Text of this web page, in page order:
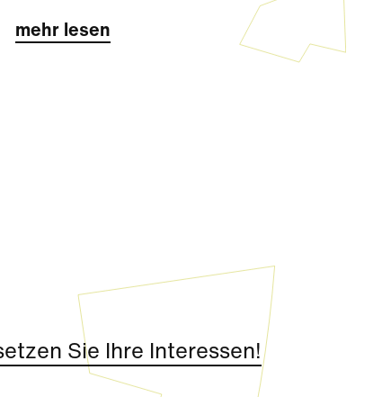
mehr lesen
Sie Ihre Interessen!